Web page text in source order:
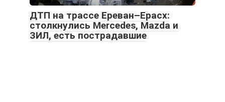
ДТП на трассе Ереван–Ерасх:
столкнулись Mercedes, Mazda и
ЗИЛ, есть пострадавшие